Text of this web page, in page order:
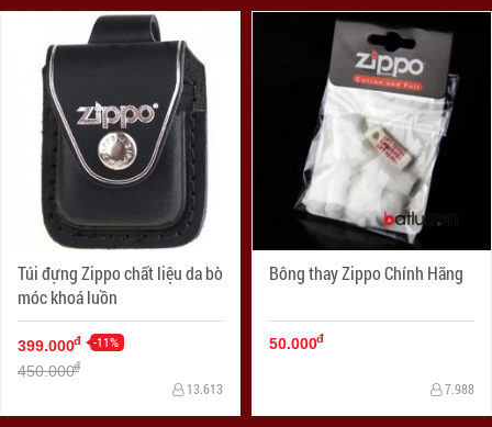
Túi đựng Zippo chất liệu da bò
móc khoá luồn
399.000đ -11%
450.000đ
13.613
Bông thay Zippo Chính Hãng
50.000đ
7.988